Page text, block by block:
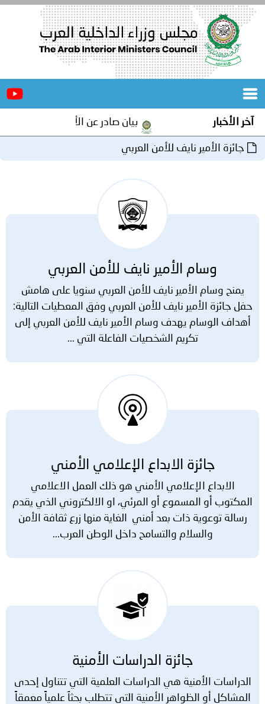
الرئيسية
المكاتب
إنجازات
توعوية
الخدمات
الإلكترونية
صور
وفيديو
مجلة
نحن
اتصل
آخر الأخبار بيان صادر عن الأمانة العامة لمجلس
جائزة الأمير نايف للأمن العربي
وسام الأمير نايف للأمن العربي
يمنح وسام الأمير نايف للأمن العربي سنويا على هامش
حفل جائزة الأمير نايف للأمن العربي وفق المعطيات التالية:
أهداف الوسام يهدف وسام الأمير نايف للأمن العربي إلى
تكريم الشخصيات الفاعلة التي ...
جائزة الابداع الإعلامي الأمني
الابداع الإعلامي الأمني هو ذلك العمل الاعلامي
المكتوب أو المسموع أو المرئي، او الالكتروني الذي يقدم
رسالة توعوية ذات بعد أمني الغاية منها زرع ثقافة الأمن
والسلام والتسامح داخل الوطن العرب...
جائزة الدراسات الأمنية
الدراسات الأمنية هي الدراسات العلمية التي تتناول إحدى
المشاكل أو الظواهر الأمنية التي تتطلب بحثاُ علمياً معمقاً